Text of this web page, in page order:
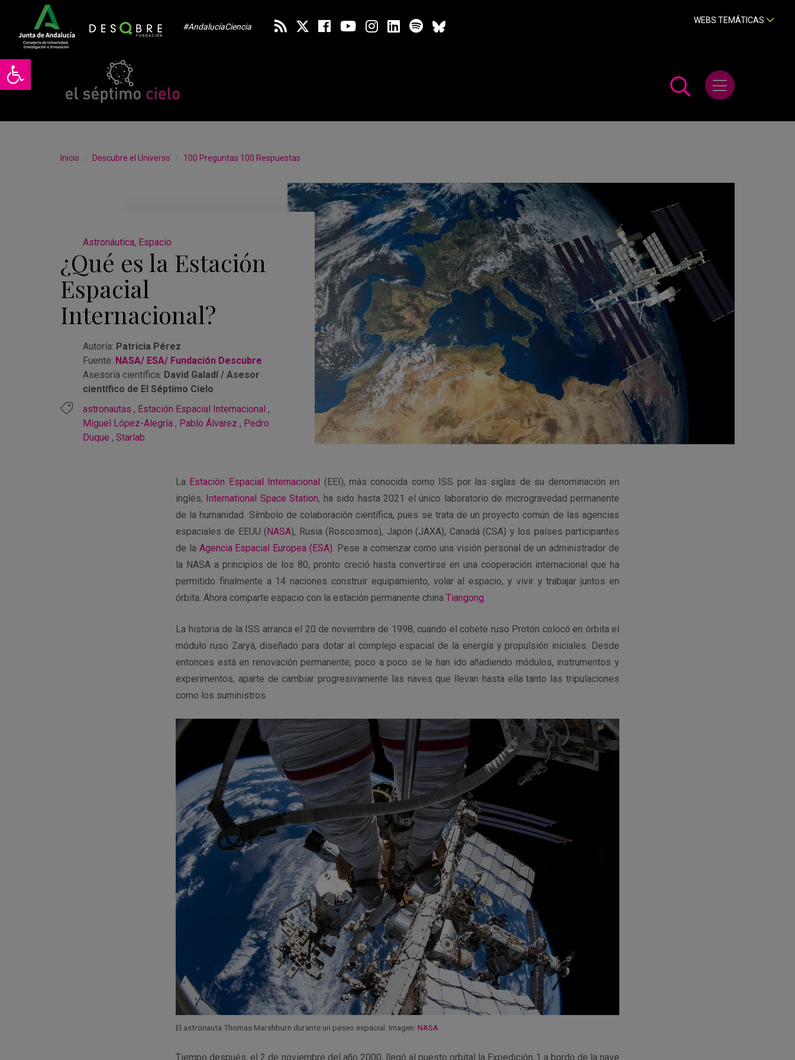
Abrir barra de herramientas
#AndalucíaCiencia
WEBS TEMÁTICAS
Abrir menú
Inicio Descubre el Universo 100 Preguntas 100 Respuestas
Astronáutica, Espacio
¿Qué es la Estación
Espacial
Internacional?
Autoría: Patricia Pérez
Fuente: NASA/ ESA/ Fundación Descubre
Asesoría científica: David Galadí / Asesor
científico de El Séptimo Cielo
astronautas , Estación Espacial Internacional ,
Miguel López-Alegría , Pablo Álvarez , Pedro
Duque , Starlab
La Estación Espacial Internacional (EEI), más conocida como ISS por las siglas de su denominación en
inglés, International Space Station, ha sido hasta 2021 el único laboratorio de microgravedad permanente
de la humanidad. Símbolo de colaboración científica, pues se trata de unproyecto común de las agencias
espaciales de EEUU ( NASA), Rusia (Roscosmos), Japón (JAXA), Canadá (CSA) y los países participantes
de la Agencia Espacial Europea (ESA). Pese a comenzar como una visión personal de un administrador de
la NASA a principios de los 80, pronto creció hasta convertirse en una cooperación internacional que ha
permitido finalmente a 14 naciones construir equipamiento, volar al espacio, y vivir y trabajar juntos en
órbita. Ahora comparte espacio con la estación permanente china Tiangong.
La historia de la ISS arranca el 20 de noviembre de 1998, cuando el cohete ruso Protón colocó en órbita el
módulo ruso Zaryá, diseñado para dotar al complejo espacial de la energía y propulsión iniciales. Desde
entonces está en renovación permanente; poco a poco se le han ido añadiendo módulos, instrumentos y
experimentos, aparte de cambiar progresivamente las naves que llevan hasta ella tanto las tripulaciones
como los suministros.
El astronauta Thomas Marshburn durante un paseo espacial. Imagen: NASA
Tiempo después, el 2 de noviembre del año 2000, llegó al puesto orbital la Expedición 1 a bordo de la nave